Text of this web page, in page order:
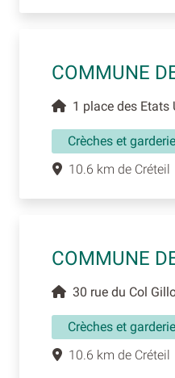
COMMUNE
1 place des Etats
Crèches et
10.6 km de Créteil
COMMUNE
30 rue du Col
Crèches et
10.6 km de Créteil